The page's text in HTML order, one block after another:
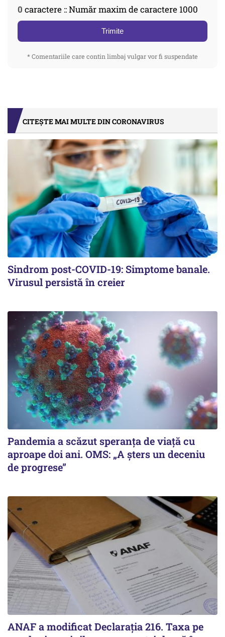
0 caractere :: Număr maxim de caractere 1000
Trimite
* Comentariile care contin limbaj vulgar vor fi suspendate
CITEȘTE MAI MULTE DIN CORONAVIRUS
Sindrom post-COVID-19: Simptome banale.
Virusul persistă în creier
Pandemia a scăzut speranţa de viaţă cu
aproape doi ani. OMS: „A şters un deceniu
de progrese”
ANAF a modificat Declarația 216. Taxa pe